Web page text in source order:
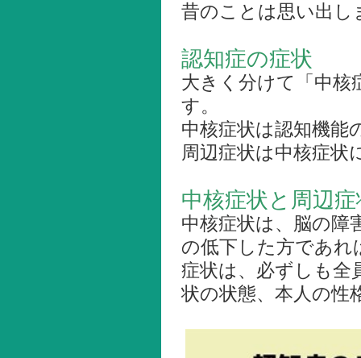
昔のことは思い出し
認知症の症状
大きく分けて「中核
す。
中核症状は認知機能
周辺症状は中核症状
中核症状と周辺
中核症状は、脳の障
の低下した方であれ
症状は、必ずしも全
状の状態、本人の性